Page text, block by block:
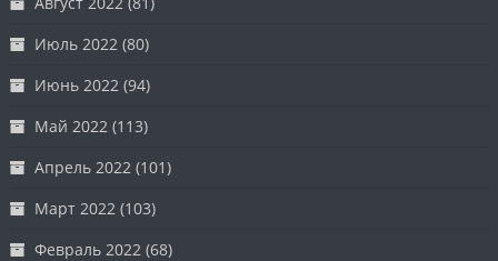
Июль 2022 (80)
Июнь 2022 (94)
Май 2022 (113)
Апрель 2022 (101)
Март 2022 (103)
Февраль 2022 (68)